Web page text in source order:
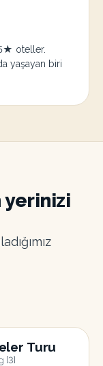
oteller.
yaşayan biri
yerinizi
Turu
[3]